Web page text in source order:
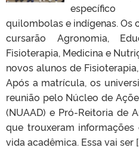
quilombolas e indígenas.
cursarão Agronomia,
Fisioterapia, Medicina e
novos alunos de
Após a matrícula, os
reunião pelo Núcleo de
(NUAAD) e Pró-Reitoria de
que trouxeram
vida acadêmica. Essa vai ser